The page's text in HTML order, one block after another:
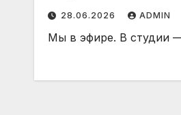
28.06.2026 ADMIN
Мы в эфире. В студии